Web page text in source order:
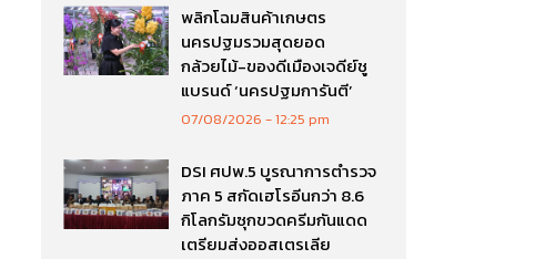
พลิกโฉมสินค้าเกษตร
นครปฐมรวมสุดยอด
กล้วยไม้-ของดีเมืองเจดีย์ชู
แบรนด์ ‘นครปฐมการันตี’
07/08/2026 12:25 pm
DSI ศปพ.5 บูรณาการตำรวจ
ภาค 5 สกัดเฮโรอีนกว่า 8.6
กิโลกรัมซุกขวดครีมกันแดด
เตรียมส่งออสเตรเลีย